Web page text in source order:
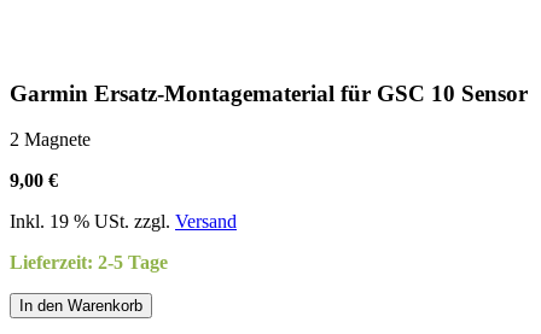
Garmin Ersatz-Montagematerial für GSC 10 Sensor
2 Magnete
9,00 €
Inkl. 19 % USt. zzgl. Versand
Lieferzeit: 2-5 Tage
In den Warenkorb